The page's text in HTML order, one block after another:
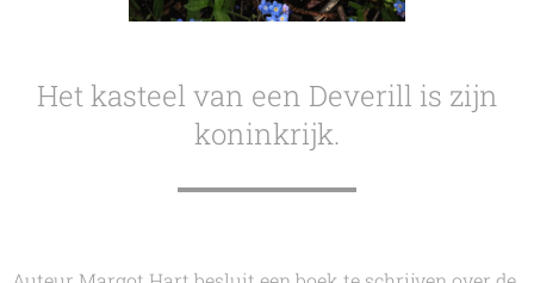
Het kasteel van een Deverill is zijn
koninkrijk.